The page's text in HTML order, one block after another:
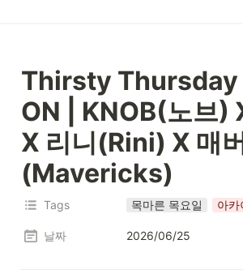
Thirsty Thursday
ON | KNOB(노브)
X 리니(Rini) X 매
(Mavericks)
Tags 목마른 목요일 아카
날짜 2026/06/25